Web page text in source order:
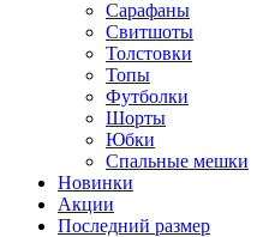
Сарафаны
Свитшоты
Толстовки
Топы
Футболки
Шорты
Юбки
Спальные мешки
Новинки
Акции
Последний размер